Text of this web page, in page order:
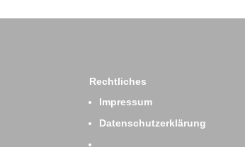
Rechtliches
Impressum
Datenschutzerklärung